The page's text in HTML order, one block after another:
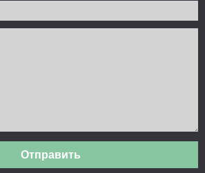
Отправить